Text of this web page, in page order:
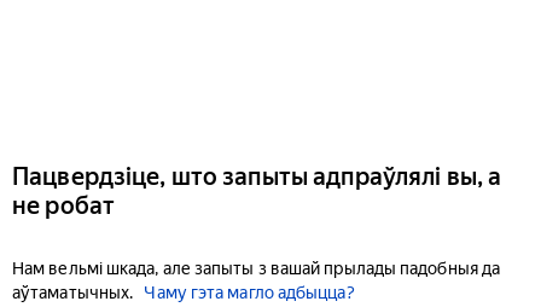
Пацвердзіце, што запыты адпраўлялі вы, а
не робат
Нам вельмі шкада, але запыты з вашай прылады падобныя да
аўтаматычных.
Чаму гэта магло адбыцца?